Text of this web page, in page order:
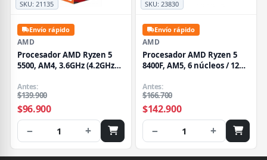
SKU:21135
Envío rápido
AMD
Procesador AMD Ryzen 5
5500, AM4, 3.6GHz (4.2GHz
Antes:
$139.900
$96.900
− 1 +
SKU:23830
Envío rápido
AMD
Procesador AMD Ryzen 5
8400F, AM5, 6 núcleos / 12
Antes:
$166.700
$142.900
− 1 +